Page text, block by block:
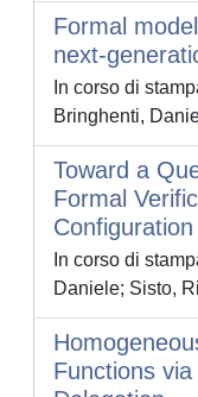
Formal
next-
In corso di
Bringhenti,
Toward a
Formal
Configuration
In corso di
Daniele; Sisto,
Functions